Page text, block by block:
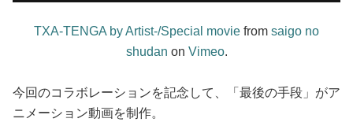
TXA-TENGA by Artist-/Special movie from saigo no
shudan on Vimeo.
今回のコラボレーションを記念して、「最後の手段」がア
ニメーション動画を制作。